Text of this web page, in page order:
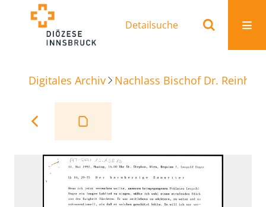
Detailsuche
Digitales Archiv Nachlass Bischof Dr.